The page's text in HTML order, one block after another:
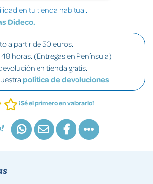
en tu tienda habitual.
Dideco.
a partir de 50 euros.
horas. (Entregas en Península)
en tienda gratis.
política de devoluciones
¡Sé el primero en valorarlo!